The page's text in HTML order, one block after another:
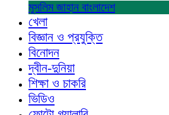
মুসলিম জাহান বাংলাদেশ
খেলা
বিজ্ঞান ও প্রযুক্তি
বিনোদন
দ্বীন-দুনিয়া
শিক্ষা ও চাকরি
ভিডিও